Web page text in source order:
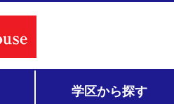
学区から探す